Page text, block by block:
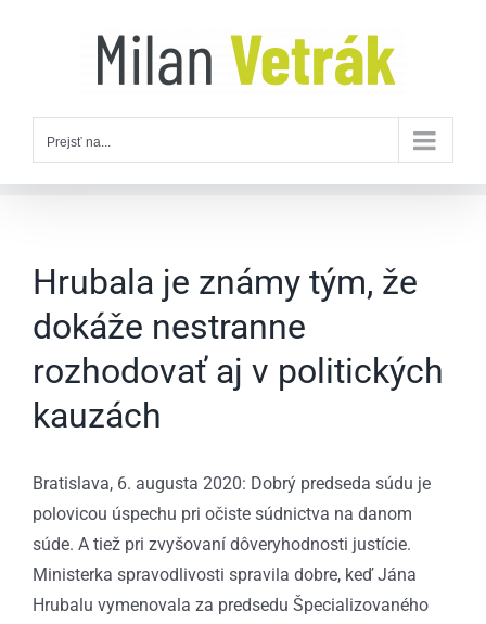
Prejsť na...
Hrubala je známy tým, že
dokáže nestranne
rozhodovať aj v politických
kauzách
Bratislava, 6. augusta 2020: Dobrý predseda súdu je
polovicou úspechu pri očiste súdnictva na danom
súde. A tiež pri zvyšovaní dôveryhodnosti justície.
Ministerka spravodlivosti spravila dobre, keď Jána
Hrubalu vymenovala za predsedu Špecializovaného